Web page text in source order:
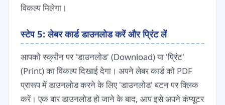
विकल्प मिलेगा।
स्टेप 5: लेबर कार्ड डाउनलोड करें और प्रिंट लें
आपको स्क्रीन पर 'डाउनलोड' (Download) या 'प्रिंट'
(Print) का विकल्प दिखाई देगा। अपने लेबर कार्ड को PDF
प्रारूप में डाउनलोड करने के लिए 'डाउनलोड' बटन पर क्लिक
करें। एक बार डाउनलोड हो जाने के बाद, आप इसे अपने कंप्यूटर